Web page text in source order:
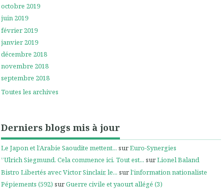
octobre 2019
juin 2019
février 2019
janvier 2019
décembre 2018
novembre 2018
septembre 2018
Toutes les archives
Derniers blogs mis à jour
Le Japon et l’Arabie Saoudite mettent... surEuro-Synergies
”Ulrich Siegmund. Cela commence ici. Tout est... surLionel Baland
Bistro Libertés avec Victor Sinclair, le... surl'information nationaliste
Pépiements (592) surGuerre civile et yaourt allégé (3)